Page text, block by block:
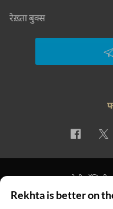
रेख़्ता बुक्स
प्राइवेसी पॉलिसी
© 2026 Rekhta™
Rekhta is better on